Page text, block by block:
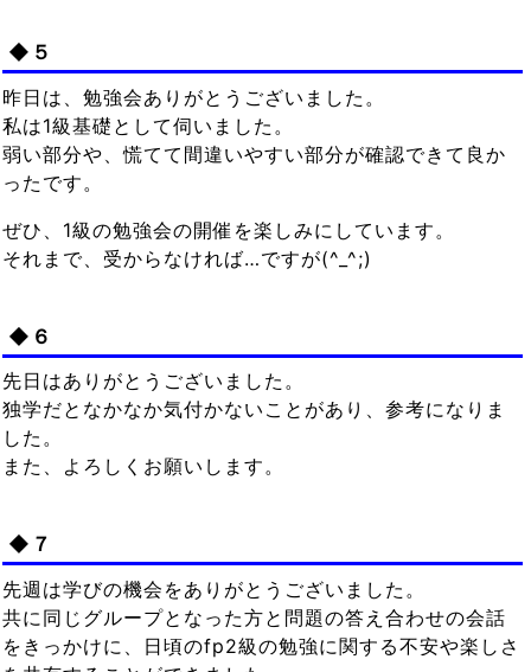
◆５
昨日は、勉強会ありがとうございました。
私は1級基礎として伺いました。
弱い部分や、慌てて間違いやすい部分が確認できて良か
ったです。
ぜひ、1級の勉強会の開催を楽しみにしています。
それまで、受からなければ…ですが(^_^;)
◆６
先日はありがとうございました。
独学だとなかなか気付かないことがあり、参考になりま
した。
また、よろしくお願いします。
◆７
先週は学びの機会をありがとうございました。
共に同じグループとなった方と問題の答え合わせの会話
をきっかけに、日頃のfp2級の勉強に関する不安や楽しさ